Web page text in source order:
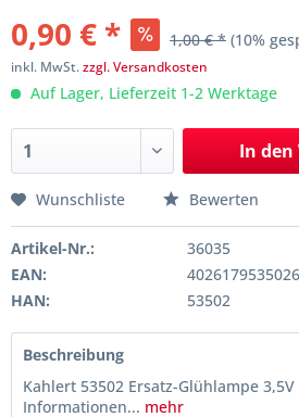
0,90 € * 1,00 € * (10%
inkl. MwSt.zzgl. Versandkosten
Auf Lager, Lieferzeit 1-2 Werktage
In den
Wunschliste Bewerten
Artikel-Nr.:
36035
EAN:
4026179535026
HAN:
53502
Beschreibung
Kahlert 53502 Ersatz-Glühlampe
Informationen... mehr